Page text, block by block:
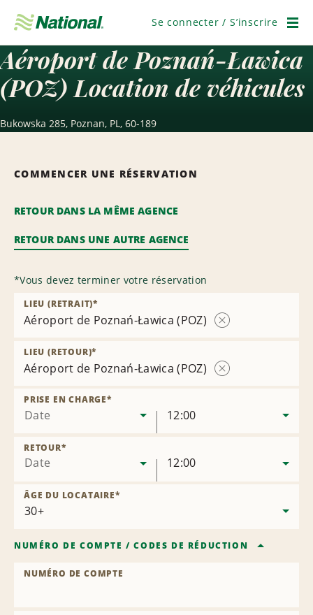
navigation
Se connecter / S’inscrire
Aéroport de Poznań-Ławica
(POZ) Location de véhicules
Bukowska 285, Poznan, PL, 60-189
COMMENCER UNE RÉSERVATION
RETOUR DANS LA MÊME AGENCE
RETOUR DANS UNE AUTRE AGENCE
*Vous devez terminer votre réservation
Aéroport de Poznań-Ławica (POZ)
LIEU (RETRAIT)*
Aéroport de Poznań-Ławica (POZ)
LIEU (RETOUR)*
Date
PRISE EN CHARGE*
12:00
Date
RETOUR*
12:00
ÂGE DU LOCATAIRE*
NUMÉRO DE COMPTE /CODES DE RÉDUCTION
NUMÉRO DE COMPTE